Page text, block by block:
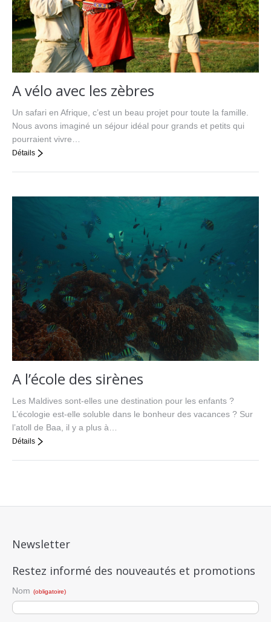
A vélo avec les zèbres
Un safari en Afrique, c’est un beau projet pour toute la famille.
Nous avons imaginé un séjour idéal pour grands et petits qui
pourraient vivre…
Détails
A l’école des sirènes
Les Maldives sont-elles une destination pour les enfants ?
L’écologie est-elle soluble dans le bonheur des vacances ? Sur
l’atoll de Baa, il y a plus à…
Détails
Newsletter
Restez informé des nouveautés et promotions
Nom (obligatoire)